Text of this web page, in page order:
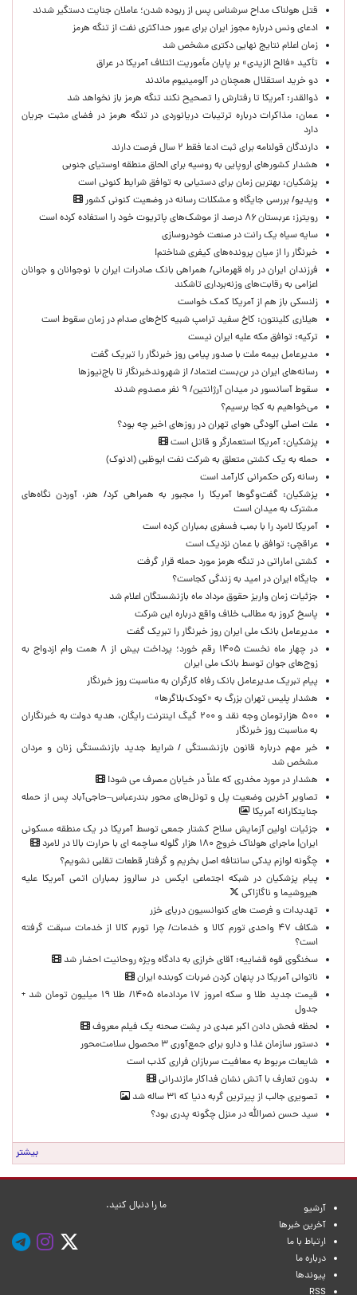
قتل هولناک مداح سرشناس پس از ربوده شدن؛ عاملان جنایت دستگیر شدند
ادعای ونس درباره مجوز ایران برای عبور حداکثری نفت از تنگه هرمز
زمان اعلام نتایج نهایی دکتری مشخص شد
تأکید «فالح الزیدی» بر پایان مأموریت ائتلاف آمریکا در عراق
دو خرید استقلال همچنان در آلومینیوم ماندند
ذوالقدر: آمریکا تا رفتارش را تصحیح نکند تنگه هرمز باز نخواهد شد
عمان: مذاکرات درباره ترتیبات دریانوردی در تنگه هرمز در فضای مثبت جریان
دارد
دارندگان قولنامه برای ثبت ادعا فقط ۲ سال فرصت دارند
هشدار کشورهای اروپایی به روسیه برای الحاق منطقه اوستیای جنوبی
پزشکیان‌: بهترین زمان برای دستیابی به توافق شرایط کنونی است
ویدیو/ بررسی جایگاه و مشکلات رسانه در وضعیت کنونی کشور
رویترز: عربستان ۸۶ درصد از موشک‌های پاتریوت خود را استفاده کرده است
سایه سیاه یک رانت در صنعت خودروسازی
خبرنگار را از میان پرونده‌های کیفری شناختم!
​فرزندان ایران در راه قهرمانی/ همراهی بانک صادرات ایران با نوجوانان و جوانان
اعزامی به رقابت‌های وزنه‌برداری تاشکند
زلنسکی باز هم از آمریکا کمک خواست
هیلاری کلینتون: کاخ سفید ترامپ شبیه کاخ‌های صدام در زمان سقوط است
ترکیه: توافق مکه علیه ایران نیست
مدیرعامل بیمه ملت با صدور پیامی روز خبرنگار را تبریک گفت
رسانه‌های ایران در بن‌بست اعتماد/ از شهروندخبرنگار تا باج‌نیوزها
سقوط آسانسور در میدان آرژانتین/ ۹ نفر مصدوم شدند
می‌خواهیم به کجا برسیم؟
علت اصلی آلودگی هوای تهران در روزهای اخیر چه بود؟
پزشکیان: آمریکا استعمارگر و قاتل است
حمله به یک کشتی متعلق به شرکت نفت ابوظبی (ادنوک)
رسانه رکن حکمرانی کارآمد است
پزشکیان: گفت‌وگوها آمریکا را مجبور به همراهی کرد/ هنر، آوردن نگاه‌های
مشترک به میدان است
آمریکا لامرد را با بمب فسفری بمباران کرده است
عراقچی: توافق با عمان نزدیک است
کشتی اماراتی در تنگه هرمز مورد حمله قرار گرفت
جایگاه ایران در امید به زندگی کجاست؟
جزئیات زمان واریز حقوق مرداد ماه بازنشستگان اعلام شد
پاسخ کروز به مطالب خلاف واقع درباره این شرکت
مدیرعامل بانک ملی ایران روز خبرنگار را تبریک گفت
در چهار ماه نخست ۱۴۰۵ رقم خورد؛ پرداخت بیش از ۸ همت وام ازدواج به
زوج‌های جوان توسط بانک ملی ایران
پیام تبریک مدیرعامل بانک رفاه کارگران به مناسبت روز خبرنگار
هشدار پلیس تهران بزرگ به «کودک‌بلاگرها»
۵۰۰ هزارتومان وجه نقد و ۲۰۰ گیگ اینترنت رایگان، هدیه دولت به خبرنگاران
به مناسبت روز خبرنگار
خبر مهم درباره قانون بازنشستگی / شرایط جدید بازنشستگی زنان و مردان
مشخص شد
هشدار در مورد مخدری که علناً در خیابان مصرف می شود!
تصاویر آخرین وضعیت پل و تونل‌های محور بندرعباس–حاجی‌آباد پس از حمله
جنایتکارانه آمریکا
جزئیات اولین آزمایش سلاح کشتار جمعی توسط آمریکا در یک منطقه مسکونی
ایران| ماجرای هولناک خروج ۱۸۰ هزار گلوله ساچمه ای با حرارت بالا در لامرد
چگونه لوازم یدکی سانتافه اصل بخریم و گرفتار قطعات تقلبی نشویم؟
پیام پزشکیان در شبکه اجتماعی ایکس در سالروز بمباران اتمی آمریکا علیه
هیروشیما و ناگازاکی
تهدیدات و فرصت های کنوانسیون دریای خزر
شکاف ۴۷ واحدی تورم کالا و خدمات/ چرا تورم کالا از خدمات سبقت گرفته
است؟
سخنگوی قوه قضاییه: آقای خرازی به دادگاه ویژه روحانیت احضار شد
ناتوانی آمریکا در پنهان کردن ضربات کوبنده ایران
قیمت جدید طلا و سکه امروز ۱۷ مردادماه ۱۴۰۵/ طلا ۱۹ میلیون تومان شد +
جدول
لحظه‌ فحش دادن اکبر عبدی در پشت صحنه یک فیلم معروف
دستور سازمان غذا و دارو برای جمع‌آوری ۳ محصول سلامت‌محور
شایعات مربوط به معافیت سربازان فراری کذب است
بدون تعارف با آتش نشان فداکار مازندرانی
تصویری جالب از پیرترین گربه دنیا که ۳۱ ساله شد
سید حسن نصرالله در منزل چگونه پدری بود؟
بیشتر
آرشیو
آخرین خبرها
ارتباط با ما
درباره ما
پیوندها
ما را دنبال کنید.